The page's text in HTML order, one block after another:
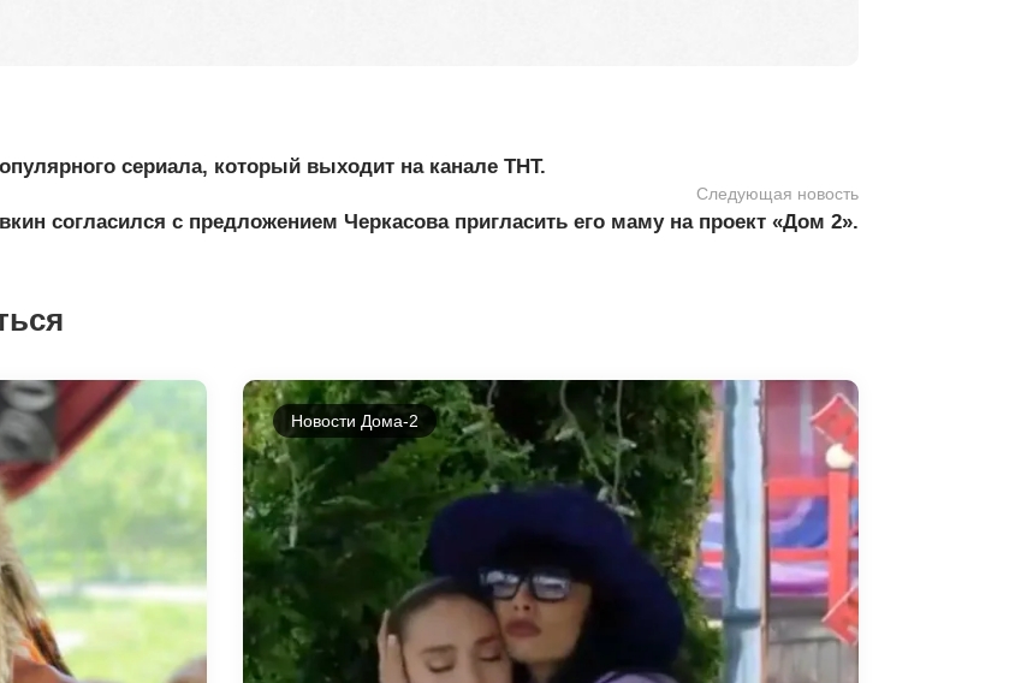
сериала, который выходит на канале ТНТ.
Следующая новость
согласился с предложением Черкасова пригласить его маму на проект «Дом 2».
Новости Дома-2